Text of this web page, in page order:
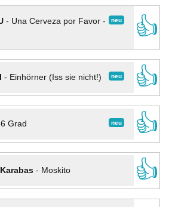
neu
- Una Cerveza por Favor -
👍
neu
- Einhörner (Iss sie nicht!)
👍
neu
Grad
👍
- Moskito
👍